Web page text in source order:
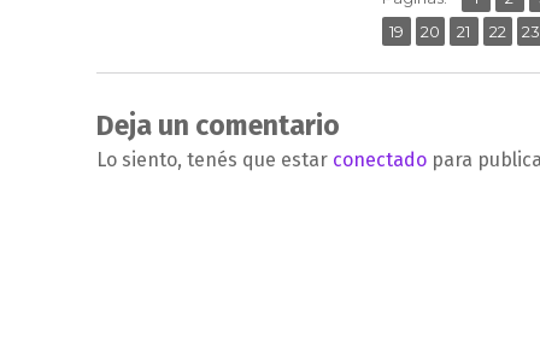
Página
19 ,
Página
20 ,
Página
21 ,
Página
22 ,
23
Deja un comentario
Lo siento, tenés que estar conectado para